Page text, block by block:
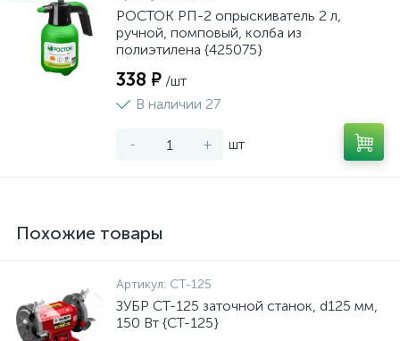
РОСТОК РП-2 опрыскиватель 2 л,
ручной, помповый, колба из
полиэтилена {425075}
338 ₽ /шт
В наличии 27
- + шт
Похожие товары
Артикул: СТ-125
ЗУБР СТ-125 заточной станок, d125 мм,
150 Вт {СТ-125}